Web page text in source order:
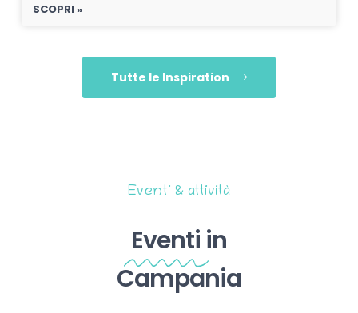
SCOPRI »
Tutte le Inspiration
Eventi & attività
Eventi in
Campania